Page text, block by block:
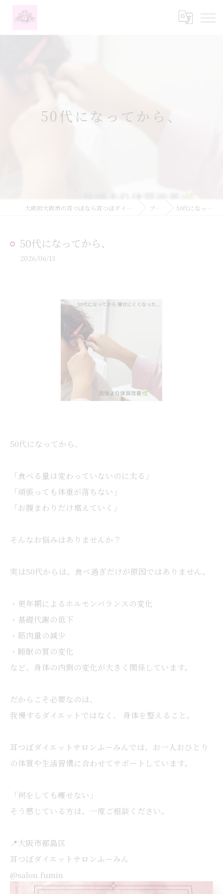
50代になってから、
大阪府大阪市の耳つぼなら耳つぼダイエットサロンふーみん ブログ 50代になってから、
50代になってから、
2026/06/13
50代になってから、
「食べる量は変わっていないのに太る」
「頑張っても体重が落ちない」
「お腹まわりだけ増えていく」
そんなお悩みはありませんか？
実は50代からは、食べ過ぎだけが原因ではありません。
・更年期によるホルモンバランスの変化
・基礎代謝の低下
・筋肉量の減少
・睡眠の質の変化
など、身体の内側の変化が大きく関係しています。
だからこそ必要なのは、
我慢するダイエットではなく、 身体を整えること。
耳つぼダイエットサロンふーみんでは、お一人おひとり
の体質や生活習慣に合わせてサポートしています。
「何をしても痩せない」
そう感じている方は、一度ご相談ください。
📍大阪市都島区
耳つぼダイエットサロンふーみん
@salon.fumin